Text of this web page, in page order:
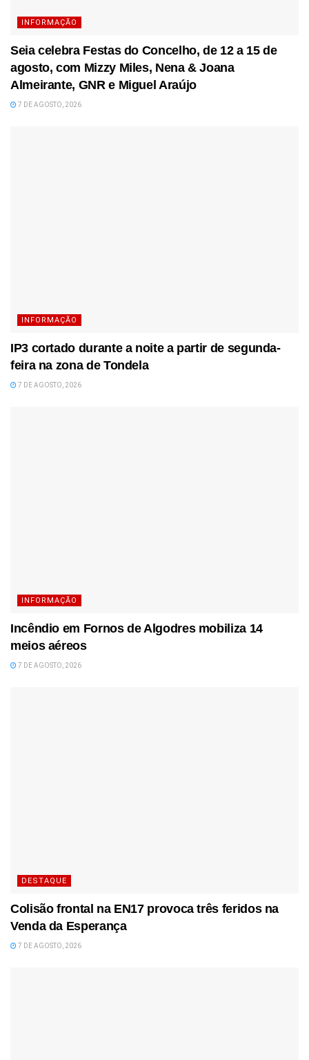
INFORMAÇÃO
Seia celebra Festas do Concelho, de 12 a 15 de
agosto, com Mizzy Miles, Nena & Joana
Almeirante, GNR e Miguel Araújo
7 DE AGOSTO, 2026
INFORMAÇÃO
IP3 cortado durante a noite a partir de segunda-
feira na zona de Tondela
7 DE AGOSTO, 2026
INFORMAÇÃO
Incêndio em Fornos de Algodres mobiliza 14
meios aéreos
7 DE AGOSTO, 2026
DESTAQUE
Colisão frontal na EN17 provoca três feridos na
Venda da Esperança
7 DE AGOSTO, 2026